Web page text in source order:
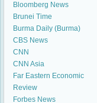
Bloomberg News
Brunei Time
Burma Daily (Burma)
CBS News
CNN
CNN Asia
Far Eastern Economic
Review
Forbes News